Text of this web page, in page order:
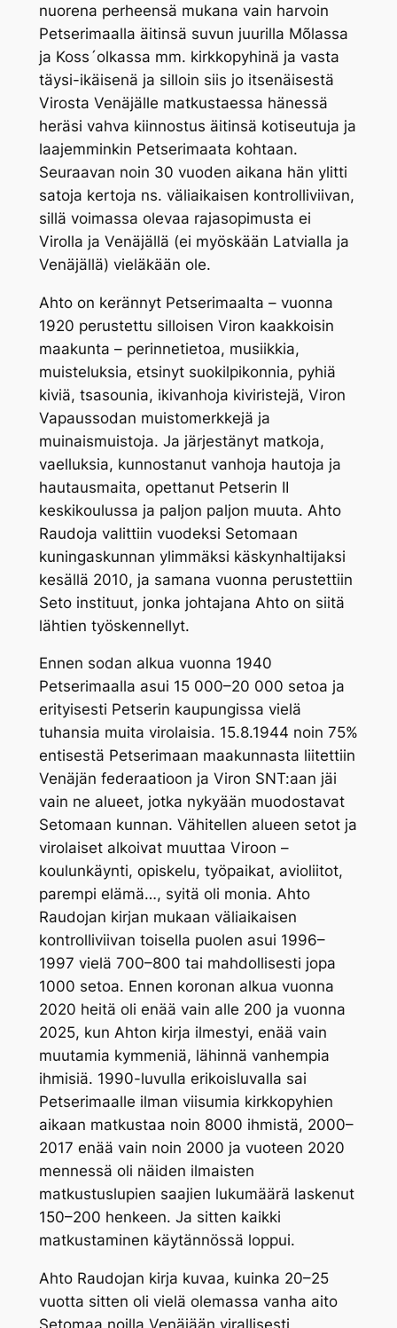
nuorena perheensä mukana vain harvoin
Petserimaalla äitinsä suvun juurilla Mõlassa
ja Koss´olkassa mm. kirkkopyhinä ja vasta
täysi-ikäisenä ja silloin siis jo itsenäisestä
Virosta Venäjälle matkustaessa hänessä
heräsi vahva kiinnostus äitinsä kotiseutuja ja
laajemminkin Petserimaata kohtaan.
Seuraavan noin 30 vuoden aikana hän ylitti
satoja kertoja ns. väliaikaisen kontrolliviivan,
sillä voimassa olevaa rajasopimusta ei
Virolla ja Venäjällä (ei myöskään Latvialla ja
Venäjällä) vieläkään ole.
Ahto on kerännyt Petserimaalta – vuonna
1920 perustettu silloisen Viron kaakkoisin
maakunta – perinnetietoa, musiikkia,
muisteluksia, etsinyt suokilpikonnia, pyhiä
kiviä, tsasounia, ikivanhoja kiviristejä, Viron
Vapaussodan muistomerkkejä ja
muinaismuistoja. Ja järjestänyt matkoja,
vaelluksia, kunnostanut vanhoja hautoja ja
hautausmaita, opettanut Petserin II
keskikoulussa ja paljon paljon muuta. Ahto
Raudoja valittiin vuodeksi Setomaan
kuningaskunnan ylimmäksi käskynhaltijaksi
kesällä 2010, ja samana vuonna perustettiin
Seto instituut, jonka johtajana Ahto on siitä
lähtien työskennellyt.
Ennen sodan alkua vuonna 1940
Petserimaalla asui 15 000–20 000 setoa ja
erityisesti Petserin kaupungissa vielä
tuhansia muita virolaisia. 15.8.1944 noin 75%
entisestä Petserimaan maakunnasta liitettiin
Venäjän federaatioon ja Viron SNT:aan jäi
vain ne alueet, jotka nykyään muodostavat
Setomaan kunnan. Vähitellen alueen setot ja
virolaiset alkoivat muuttaa Viroon –
koulunkäynti, opiskelu, työpaikat, avioliitot,
parempi elämä…, syitä oli monia. Ahto
Raudojan kirjan mukaan väliaikaisen
kontrolliviivan toisella puolen asui 1996–
1997 vielä 700–800 tai mahdollisesti jopa
1000 setoa. Ennen koronan alkua vuonna
2020 heitä oli enää vain alle 200 ja vuonna
2025, kun Ahton kirja ilmestyi, enää vain
muutamia kymmeniä, lähinnä vanhempia
ihmisiä. 1990-luvulla erikoisluvalla sai
Petserimaalle ilman viisumia kirkkopyhien
aikaan matkustaa noin 8000 ihmistä, 2000–
2017 enää vain noin 2000 ja vuoteen 2020
mennessä oli näiden ilmaisten
matkustuslupien saajien lukumäärä laskenut
150–200 henkeen. Ja sitten kaikki
matkustaminen käytännössä loppui.
Ahto Raudojan kirja kuvaa, kuinka 20–25
vuotta sitten oli vielä olemassa vanha aito